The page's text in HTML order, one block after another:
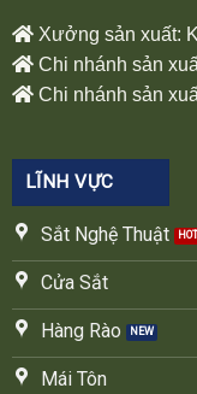
Xưởng sản xuất:
Chi nhánh sản
Chi nhánh sản
LĨNH VỰC
Sắt Nghệ Thuật
Cửa Sắt
Hàng Rào
Mái Tôn